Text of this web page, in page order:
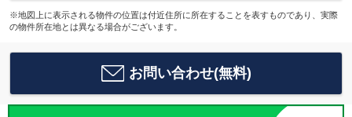
※地図上に表示される物件の位置は付近住所に所在することを表すものであり、実際
の物件所在地とは異なる場合がございます。
お問い合わせ(無料)